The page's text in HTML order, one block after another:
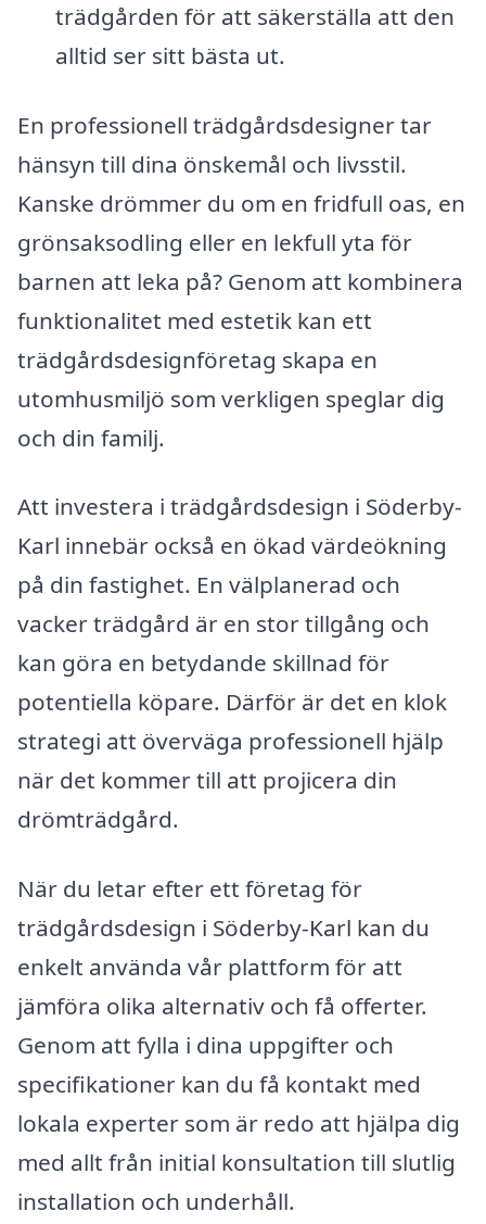
trädgården för att säkerställa att den
alltid ser sitt bästa ut.
En professionell trädgårdsdesigner tar
hänsyn till dina önskemål och livsstil.
Kanske drömmer du om en fridfull oas, en
grönsaksodling eller en lekfull yta för
barnen att leka på? Genom att kombinera
funktionalitet med estetik kan ett
trädgårdsdesignföretag skapa en
utomhusmiljö som verkligen speglar dig
och din familj.
Att investera i trädgårdsdesign i Söderby-
Karl innebär också en ökad värdeökning
på din fastighet. En välplanerad och
vacker trädgård är en stor tillgång och
kan göra en betydande skillnad för
potentiella köpare. Därför är det en klok
strategi att överväga professionell hjälp
när det kommer till att projicera din
drömträdgård.
När du letar efter ett företag för
trädgårdsdesign i Söderby-Karl kan du
enkelt använda vår plattform för att
jämföra olika alternativ och få offerter.
Genom att fylla i dina uppgifter och
specifikationer kan du få kontakt med
lokala experter som är redo att hjälpa dig
med allt från initial konsultation till slutlig
installation och underhåll.